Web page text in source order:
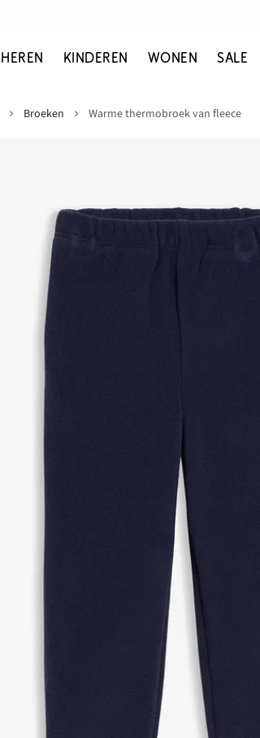
HEREN KINDEREN WONEN SALE
Broeken Warme thermobroek van fleece